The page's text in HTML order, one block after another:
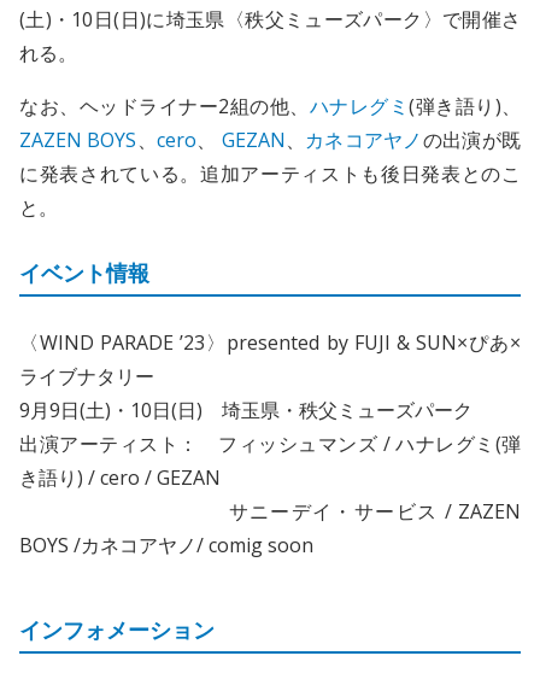
(土)・10日(日)に埼玉県〈秩父ミューズパーク〉で開催さ
れる。
なお、ヘッドライナー2組の他、 ハナレグミ (弾き語り)、
ZAZEN BOYS、 cero、 GEZAN、 カネコアヤノの出演が既
に発表されている。追加アーティストも後日発表とのこ
と。
イベント情報
〈WIND PARADE ’23〉presented by FUJI & SUN×ぴあ×
ライブナタリー
9月9日(土)・10日(日) 埼玉県・秩父ミューズパーク
出演アーティスト： フィッシュマンズ / ハナレグミ(弾
き語り) / cero / GEZAN
サニーデイ・サービス / ZAZEN
BOYS /カネコアヤノ/ comig soon
インフォメーション